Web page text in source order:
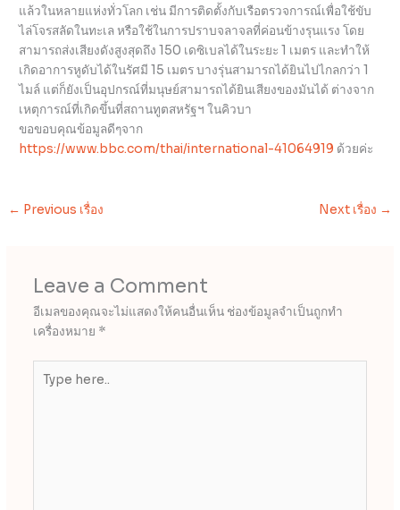
แล้วในหลายแห่งทั่วโลก เช่น มีการติดตั้งกับเรือตรวจการณ์เพื่อใช้ขับ
ไล่โจรสลัดในทะเล หรือใช้ในการปราบจลาจลที่ค่อนข้างรุนแรง โดย
สามารถส่งเสียงดังสูงสุดถึง 150 เดซิเบลได้ในระยะ 1 เมตร และทำให้
เกิดอาการหูดับได้ในรัศมี 15 เมตร บางรุ่นสามารถได้ยินไปไกลกว่า 1
ไมล์ แต่ก็ยังเป็นอุปกรณ์ที่มนุษย์สามารถได้ยินเสียงของมันได้ ต่างจาก
เหตุการณ์ที่เกิดขึ้นที่สถานทูตสหรัฐฯ ในคิวบา
ขอขอบคุณข้อมูลดีๆจาก
https://www.bbc.com/thai/international-41064919 ด้วยค่ะ
← Previous เรื่อง Next เรื่อง →
Leave a Comment
อีเมลของคุณจะไม่แสดงให้คนอื่นเห็น ช่องข้อมูลจำเป็นถูกทำ
เครื่องหมาย *
here..